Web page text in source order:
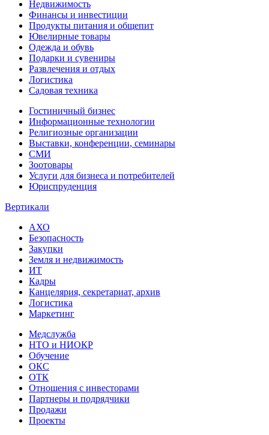
Недвижимость
Финансы и инвестиции
Продукты питания и общепит
Ювелирные товары
Одежда и обувь
Подарки и сувениры
Развлечения и отдых
Логистика
Садовая техника
Гостиничный бизнес
Информационные технологии
Религиозные организации
Выставки, конференции, семинары
СМИ
Зоотовары
Услуги для бизнеса и потребителей
Юриспруденция
Вертикали
АХО
Безопасность
Закупки
Земля и недвижимость
ИТ
Кадры
Канцелярия, секретариат, архив
Логистика
Маркетинг
Медслужба
НТО и НИОКР
Обучение
ОКС
ОТК
Отношения с инвесторами
Партнеры и подрядчики
Продажи
Проекты